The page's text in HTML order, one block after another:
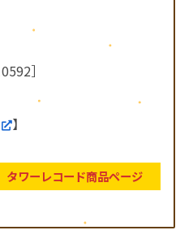
］
】
タワーレコード商品ページ